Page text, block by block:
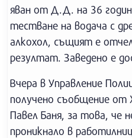
яван от Д.Д. на 36
тестване на водача с
алкохол, същият е
резултат. Заведено е
Вчера в Управление
получено съобщение от
Павел Баня, за това, че
проникнало в